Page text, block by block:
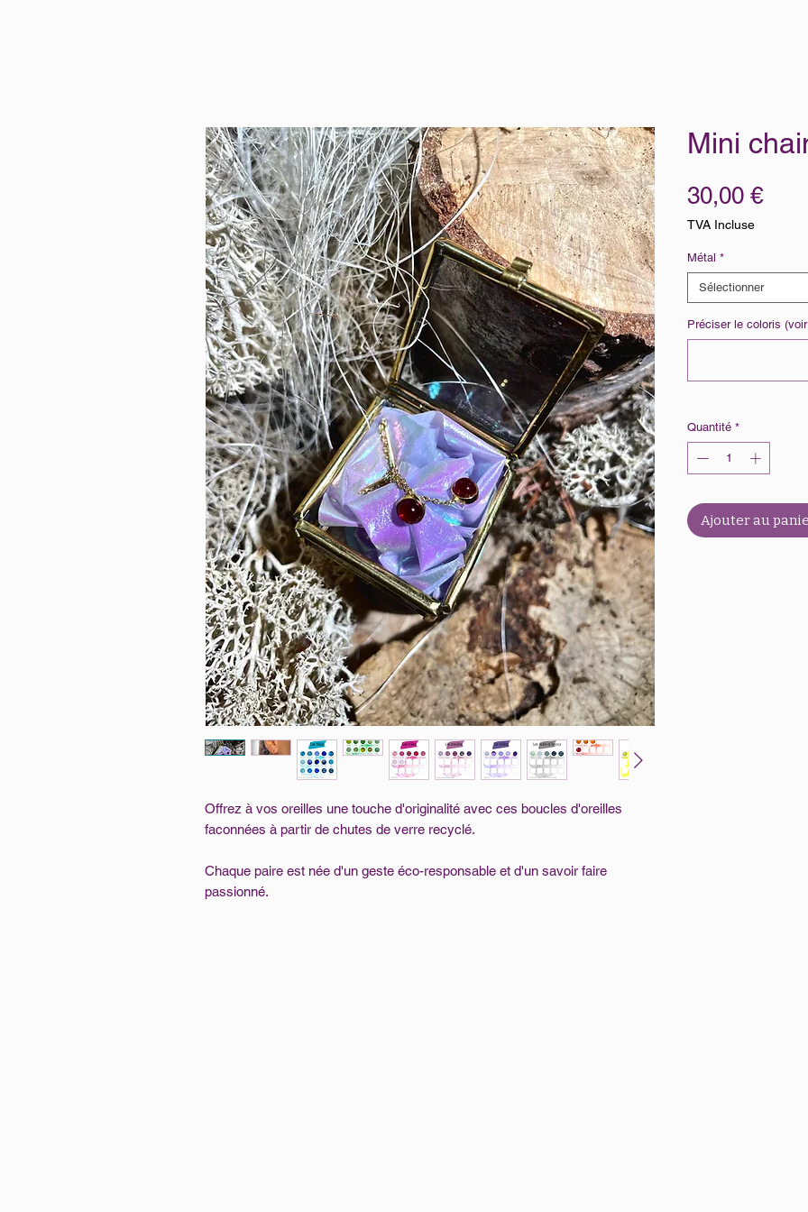
Offrez à vos oreilles une touche d'originalité avec ces boucles d'oreilles
faconnées à partir de chutes de verre recyclé.
Chaque paire est née d'un geste éco-responsable et d'un savoir faire
passionné.
Mini
30,00 €Prix
TVA Incluse
Métal *
Sélectionner
Préciser le coloris
Quantité *
Ajouter au